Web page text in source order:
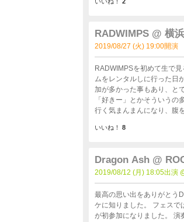
RADWIMPS @ 横
2019/08/27 (火) 19:00開演
RADWIMPSを初めて生で
ムをレンタルしに行った日
加が多かった事もあり、とても不安でした。 ファンの方は女性が多いと聞
「好きー」とかそういう
行く気まんまんになり、腹をくくりました。 ライブが始まると無粋な思い
いものばかり。 パンクキッズから社会人になった自分が1番の感心したのが紛れもなくRADWIMPSは「ロックバンド」だ
ね。ファンの方も皆さん
ット争奪戦に参加をしよう！！と思います。 あと…Takaが来た時、会場が
コラボは凄い！！何年も酒
いいね！ 8
Dragon Ash @
2019/08/12 (月) 18:05出演
最高の思い出をありがとうDragonAsh！！ 自分が始めて聞いた時は年齢も1桁
ケに知りました。 フェスではなかなか出演日に被ることがなく、ライブハウスも正直客層が怖そうというイメージで今回
が初参加になりました。